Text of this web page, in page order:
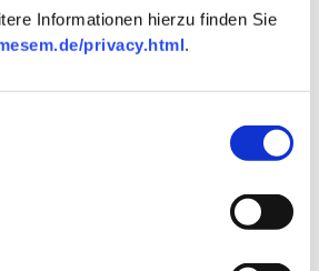
Informationen hierzu finden Sie
privacy.html.